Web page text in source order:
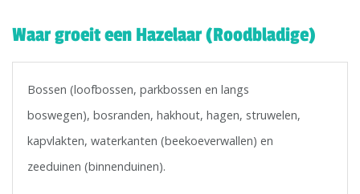
Waar groeit een Hazelaar (Roodbladige)
Bossen (loofbossen, parkbossen en langs
boswegen), bosranden, hakhout, hagen, struwelen,
kapvlakten, waterkanten (beekoeverwallen) en
zeeduinen (binnenduinen).